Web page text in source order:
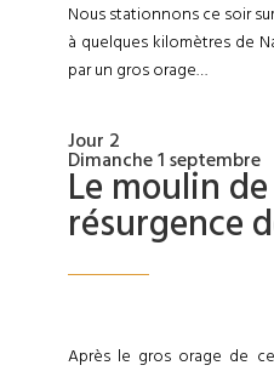
Nous stationnons ce soir
à quelques kilomètres de
par un gros orage…
Jour 2
Dimanche 1 septembre
Le moulin
résurgence
Après le gros orage de